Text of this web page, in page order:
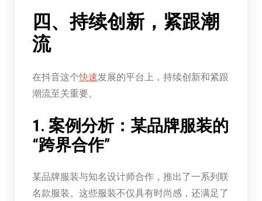
四、持续创新，紧跟潮
流
在抖音这个快速发展的平台上，持续创新和紧跟
潮流至关重要。
1. 案例分析：某品牌服装的
“跨界合作”
某品牌服装与知名设计师合作，推出了一系列联
名款服装。这些服装不仅具有时尚感，还满足了